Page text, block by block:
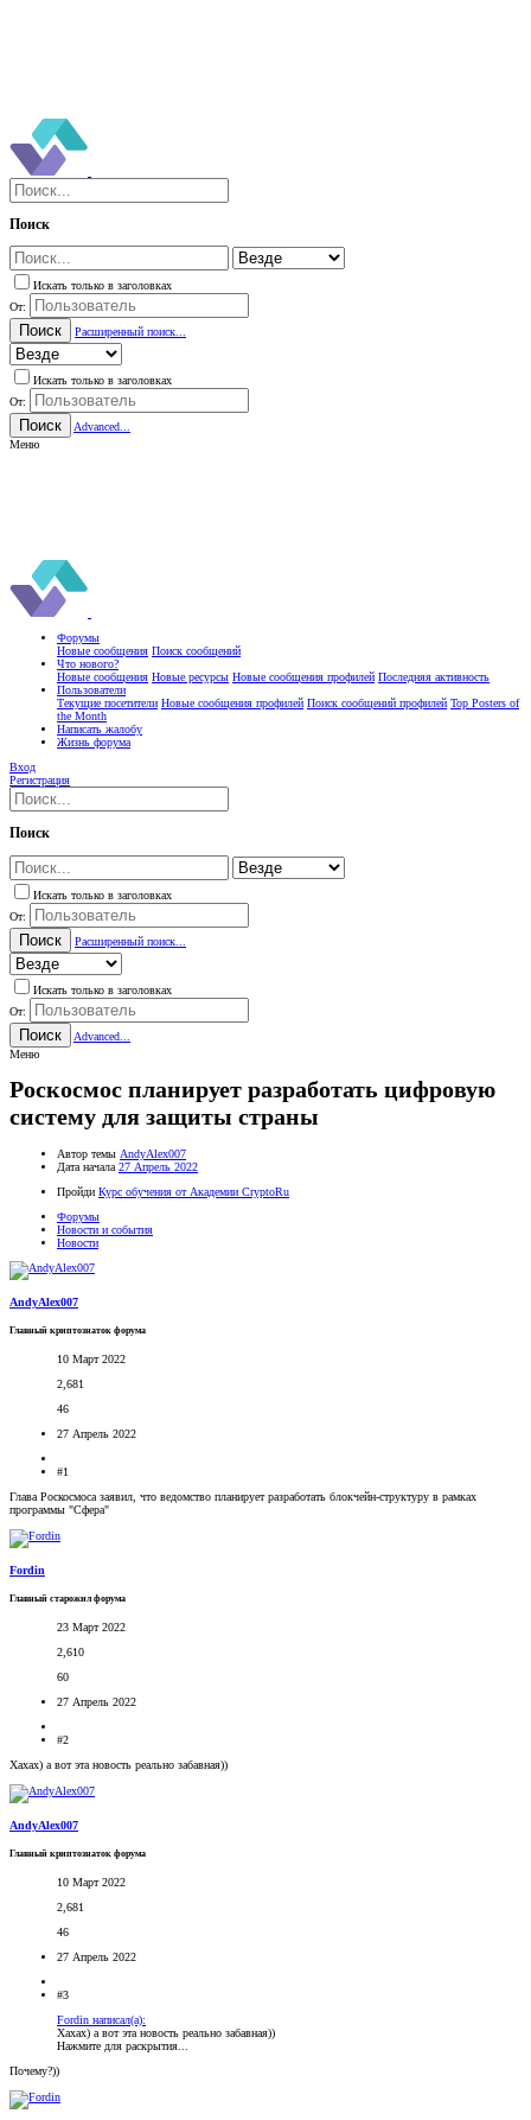
Поиск
Искать только в заголовках
От:
Поиск Расширенный поиск...
Искать только в заголовках
От:
Поиск
Advanced...
Меню
Форумы
Новые сообщения Поиск сообщений
Что нового?
Новые сообщения Новые ресурсы Новые сообщения профилей Последняя активность
Пользователи
Текущие посетители Новые сообщения профилей Поиск сообщений профилей Top Posters of
the Month
Написать жалобу
Жизнь форума
Вход
Регистрация
Поиск
Искать только в заголовках
От:
Поиск Расширенный поиск...
Искать только в заголовках
От:
Поиск
Advanced...
Меню
Роскосмос планирует разработать цифровую
систему для защиты страны
Автор темы AndyAlex007
Дата начала 27 Апрель 2022
Пройди Курс обучения от Академии CryptoRu
Форумы
Новости и события
Новости
AndyAlex007
Главный криптознаток форума
10 Март 2022
2,681
46
27 Апрель 2022
#1
Глава Роскосмоса заявил, что ведомство планирует разработать блокчейн-структуру в рамках
программы "Сфера"
Fordin
Главный старожил форума
23 Март 2022
2,610
60
27 Апрель 2022
#2
Хахах) а вот эта новость реально забавная))
AndyAlex007
Главный криптознаток форума
10 Март 2022
2,681
46
27 Апрель 2022
#3
Fordin написал(а):
Хахах) а вот эта новость реально забавная))
Нажмите для раскрытия...
Почему?))